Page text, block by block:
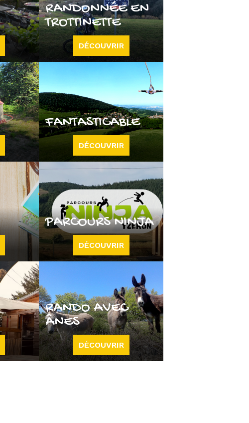
RANDONNÉE EN
TROTTINETTE
DÉCOUVRIR
FANTASTICABLE
DÉCOUVRIR
PARCOURS NINJA
DÉCOUVRIR
RANDO AVEC
ÂNES
DÉCOUVRIR